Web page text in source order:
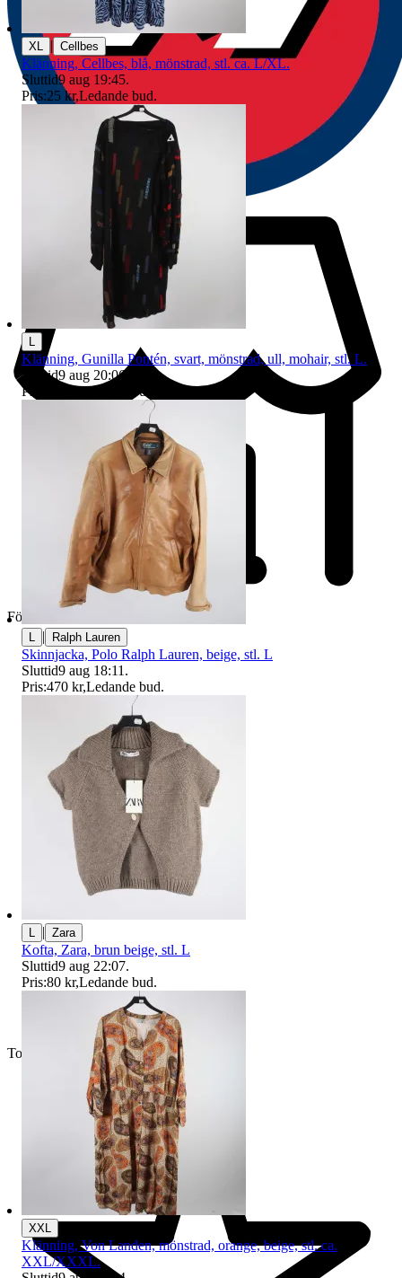
Företag
Toppsäljare
XL | Cellbes
Klänning, Cellbes, blå, mönstrad, stl. ca. L/XL.
Sluttid9 aug 19:45.
Pris:25 kr,Ledande bud.
Klänning, Gunilla Pontén, svart, mönstrad, ull, mohair, stl. L.
Sluttid9 aug 20:06
Pris:
52 kr,Ledande bud
| Ralph Lauren
Skinnjacka, Polo Ralph Lauren, beige, stl. L
Sluttid9 aug 18:11 .
Pris:470 kr,Ledande bud.
| Zara
Kofta, Zara, brun beige, stl. L
Sluttid9 aug 22:07.
Pris:80 kr,Ledande bud.
XXL
Klänning, Von Landen, mönstrad, orange, beige, stl. ca.
XXL/XXXL.